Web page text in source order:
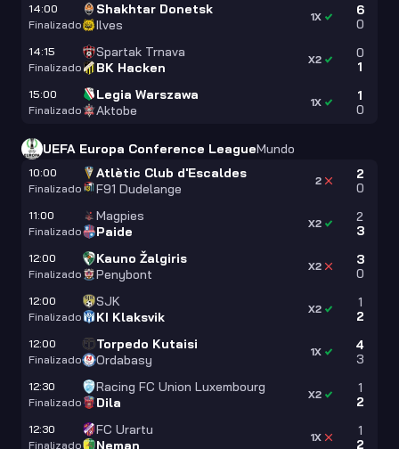
14:00
Finalizado
Shakhtar Donetsk
Ilves
6
0
1X
14:15
Finalizado
Spartak Trnava
BK Hacken
0
1
X2
15:00
Finalizado
Legia Warszawa
Aktobe
1
0
1X
UEFA Europa Conference LeagueMundo
10:00
Finalizado
Atlètic Club d'Escaldes
F91 Dudelange
2
0
2
11:00
Finalizado
Magpies
Paide
2
3
X2
12:00
Finalizado
Kauno Žalgiris
Penybont
3
0
X2
12:00
Finalizado
SJK
KI Klaksvik
1
2
X2
12:00
Finalizado
Torpedo Kutaisi
Ordabasy
4
3
1X
12:30
Finalizado
Racing FC Union Luxembourg
Dila
1
2
X2
12:30
Finalizado
FC Urartu
Neman
1
2
1X